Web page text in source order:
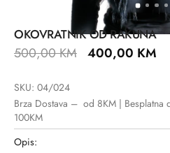
OKOVRATNIK OD RAKUNA
500,00KM 400,00 KM
SKU: 04/024
Brza Dostava – od 8KM | Besplatna
100KM
Opis: